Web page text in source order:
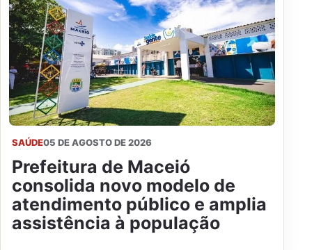
SAÚDE05 DE AGOSTO DE 2026
Prefeitura de Maceió
consolida novo modelo de
atendimento público e amplia
assistência à população